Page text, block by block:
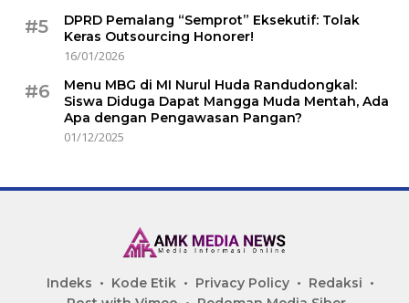
#5
DPRD Pemalang “Semprot” Eksekutif: Tolak
Keras Outsourcing Honorer!
16/01/2026
#6
Menu MBG di MI Nurul Huda Randudongkal:
Siswa Diduga Dapat Mangga Muda Mentah, Ada
Apa dengan Pengawasan Pangan?
01/12/2025
Indeks Kode Etik Privacy Policy
Redaksi